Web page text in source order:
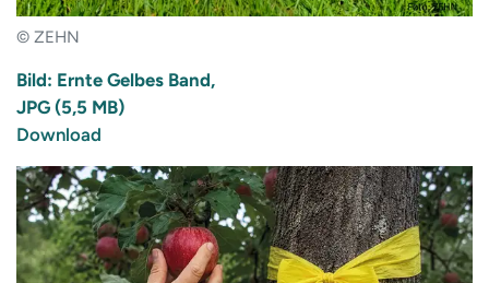
© ZEHN
Bild: Ernte Gelbes Band,
JPG (5,5 MB)
Download